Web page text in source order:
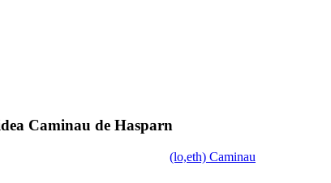
Caminau de Hasparn
(lo,eth) Caminau